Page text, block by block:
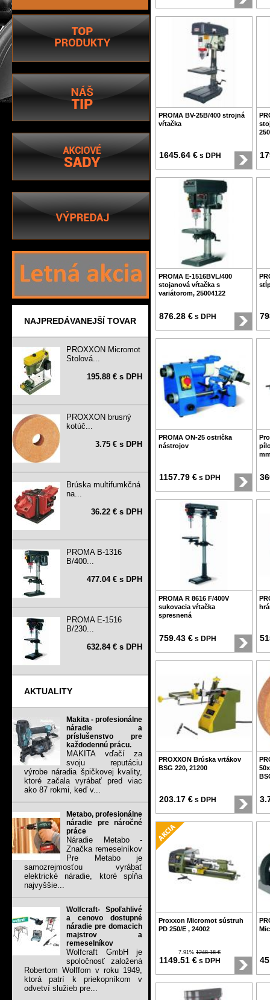
NAJPREDÁVANEJŠÍ TOVAR
PROXXON Micromot
Stolová...
195.88 € s DPH
PROXXON brusný
kotúč...
3.75 € s DPH
Brúska multifumkčná
na...
36.22 € s DPH
PROMA B-1316
B/400...
477.04 € s DPH
PROMA E-1516
B/230...
632.84 € s DPH
AKTUALITY
Makita - profesionálne
náradie a
príslušenstvo pre
každodennú prácu.
MAKITA vďačí za
svoju reputáciu
výrobe náradia špičkovej kvality,
ktoré začala vyrábať pred viac
ako 87 rokmi, keď v...
Metabo, profesionálne
náradie pre náročné
práce
Náradie Metabo -
Značka remeselníkov
Pre Metabo je
samozrejmosťou vyrábať
elektrické náradie, ktoré spĺňa
najvyššie...
Wolfcraft- Spoľahlivé
a cenovo dostupné
náradie pre domacich
majstrov a
remeselníkov
Wolfcraft GmbH je
spoločnosť založená
Robertom Wolffom v roku 1949,
ktorá patrí k priekopníkom v
odvetví služieb pre...
PROMA BV-25B/400 strojná
vŕtačka
1645.64 € s DPH
PROMA E-1516BVL/400
stojanová vŕtačka s
variátorom, 25004122
876.28 € s DPH
PROMA ON-25 ostrička
nástrojov
1157.79 € s DPH
PROMA R 8616 F/400V
sukovacia vŕtačka
spresnená
759.43 € s DPH
PROXXON Brúska vrtákov
BSG 220, 21200
203.17 € s DPH
Proxxon Micromot sústruh
PD 250/E , 24002
7.91% 1248.18 €
1149.51 € s DPH